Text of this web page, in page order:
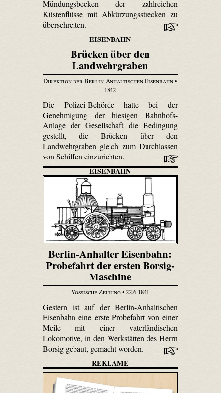
Mündungsbecken der zahlreichen
Küstenflüsse mit Abkürzungsstrecken zu
überschreiten.
EISENBAHN
Brücken über den
Landwehrgraben
Direktion der Berlin-Anhaltischen Eisenbahn•
1842
Die Polizei-Behörde hatte bei der
Genehmigung der hiesigen Bahnhofs-
Anlage der Gesellschaft die Bedingung
gestellt, die Brücken über den
Landwehrgraben gleich zum Durchlassen
von Schiffen einzurichten.
EISENBAHN
Berlin-Anhalter Eisenbahn:
Probefahrt der ersten Borsig-
Maschine
Vossische Zeitung• 22.6.1841
Gestern ist auf der Berlin-Anhaltischen
Eisenbahn eine erste Probefahrt von einer
Meile mit einer vaterländischen
Lokomotive, in den Werkstätten des Herrn
Borsig gebaut, gemacht worden.
REKLAME